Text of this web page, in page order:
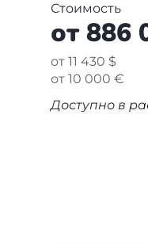
Стоимость
от 886
от 11 430 $
от 10 000 €
Доступно в
Израиль
Гренада
Финляндия
Нидерланды
Германия